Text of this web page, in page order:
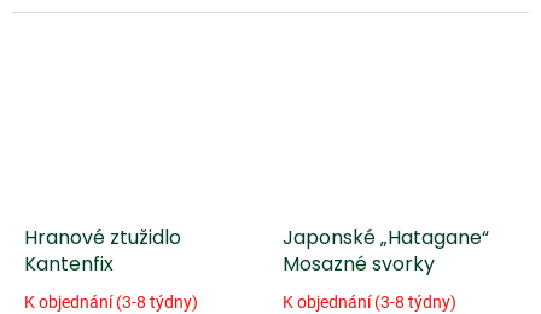
Hranové ztužidlo
Kantenfix
K objednání (3-8 týdny)
Japonské „Hatagane“
Mosazné svorky
K objednání (3-8 týdny)